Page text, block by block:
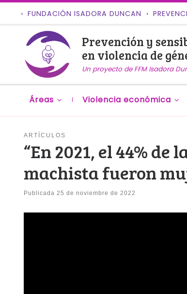
Saltar al contenido
FUNDACIÓN ISADORA DUNCAN
Prevención y
en violencia de
Un proyecto de FFM Isadora
Áreas Violencia económica
ARTÍCULOS
“En 2021, el 44%
machista fueron
Publicada 25 de noviembre de 2022